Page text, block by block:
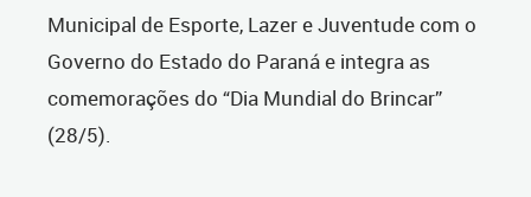
Municipal de Esporte, Lazer e Juventude com o
Governo do Estado do Paraná e integra as
comemorações do “Dia Mundial do Brincar”
(28/5).